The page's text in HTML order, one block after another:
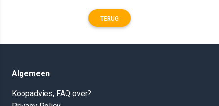
TERUG
Algemeen
Koopadvies, FAQ over?